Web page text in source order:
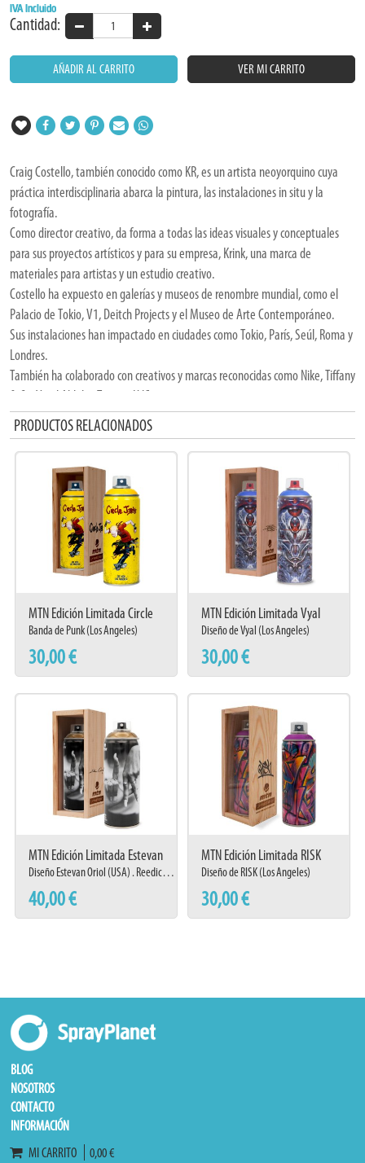
IVA Incluido
Cantidad:
AÑADIR AL CARRITO VER MI CARRITO
Craig Costello, también conocido como KR, es un artista neoyorquino cuya
práctica interdisciplinaria abarca la pintura, las instalaciones in situ y la
fotografía.
Como director creativo, da forma a todas las ideas visuales y conceptuales
para sus proyectos artísticos y para su empresa, Krink, una marca de
materiales para artistas y un estudio creativo.
Costello ha expuesto en galerías y museos de renombre mundial, como el
Palacio de Tokio, V1, Deitch Projects y el Museo de Arte Contemporáneo.
Sus instalaciones han impactado en ciudades como Tokio, París, Seúl, Roma y
Londres.
También ha colaborado con creativos y marcas reconocidas como Nike, Tiffany
& Co, Virgil Abloh y Tommy Hilfiger.
PRODUCTOS RELACIONADOS
MTN Edición Limitada Circle
Jerks
Banda de Punk (Los Angeles)
30,00 €
MTN Edición Limitada Vyal
Diseño de Vyal (Los Angeles)
30,00 €
MTN Edición Limitada Estevan
Oriol (2024)
Diseño Estevan Oriol (USA) . Reedición 2024
40,00 €
MTN Edición Limitada RISK
Diseño de RISK (Los Angeles)
30,00 €
BLOG
NOSOTROS
CONTACTO
INFORMACIÓN
MI CARRITO
0,00 €